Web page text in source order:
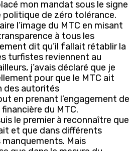
mon mandat sous le signe
politique de zéro tolérance.
l’image du MTC en misant
à tous les
dit qu’il fallait rétablir la
turfistes reviennent au
j’avais déclaré que je
pour que le MTC ait
des autorités
en prenant l’engagement de
du MTC.
le premier à reconnaître que
et que dans différents
manquements. Mais